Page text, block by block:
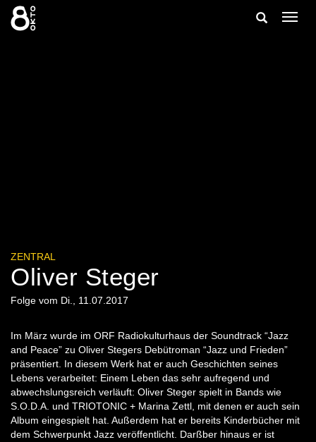
Zum
Inhalt
springen
Suche
ZENTRAL
Oliver Steger
Folge vom Di., 11.07.2017
Im März wurde im ORF Radiokulturhaus der Soundtrack “Jazz
and Peace” zu Oliver Stegers Debütroman “Jazz und Frieden”
präsentiert. In diesem Werk hat er auch Geschichten seines
Lebens verarbeitet: Einem Leben das sehr aufregend und
abwechslungsreich verläuft: Oliver Steger spielt in Bands wie
S.O.D.A. und TRIOTONIC + Marina Zettl, mit denen er auch sein
Album eingespielt hat. Außerdem hat er bereits Kinderbücher mit
dem Schwerpunkt Jazz veröffentlicht. Darßber hinaus er ist